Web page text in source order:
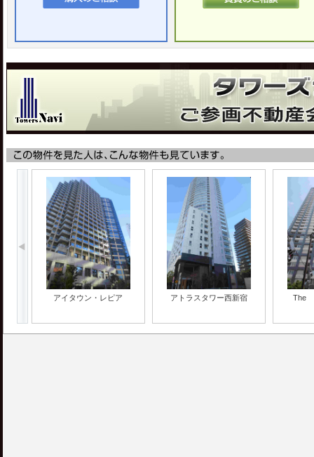
アイタウン・レピア アトラスタワー西新宿 The